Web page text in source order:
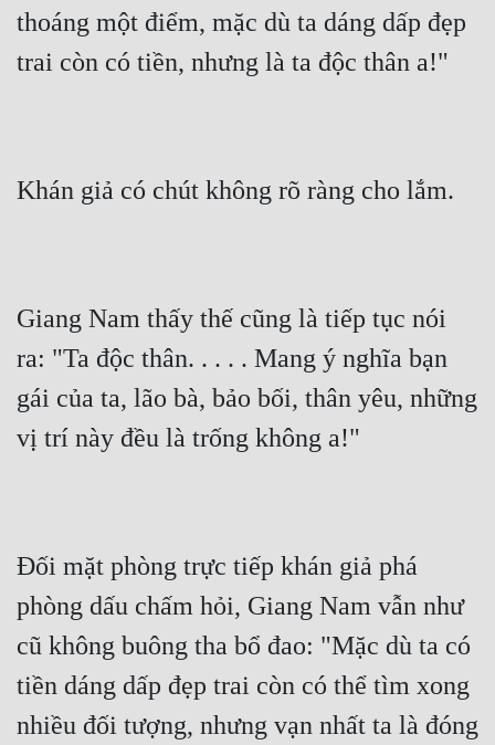
thoáng một điểm, mặc dù ta dáng dấp đẹp
trai còn có tiền, nhưng là ta độc thân a!"
Khán giả có chút không rõ ràng cho lắm.
Giang Nam thấy thế cũng là tiếp tục nói
ra: "Ta độc thân. . . . . Mang ý nghĩa bạn
gái của ta, lão bà, bảo bối, thân yêu, những
vị trí này đều là trống không a!"
Đối mặt phòng trực tiếp khán giả phá
phòng dấu chấm hỏi, Giang Nam vẫn như
cũ không buông tha bổ đao: "Mặc dù ta có
tiền dáng dấp đẹp trai còn có thể tìm xong
nhiều đối tượng, nhưng vạn nhất ta là đóng